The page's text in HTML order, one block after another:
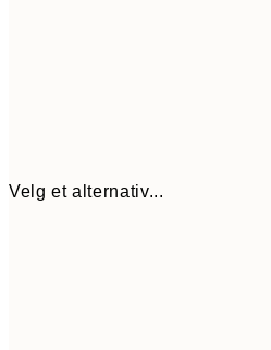
Velg et alternativ...